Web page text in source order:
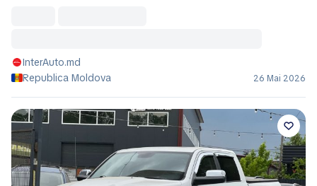
InterAuto.md
Republica Moldova
26 Mai 2026